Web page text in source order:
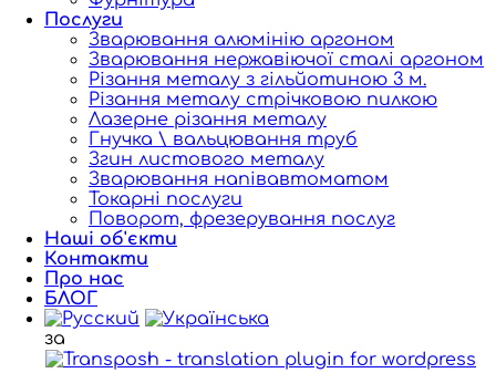
Послуги
Зварювання алюмінію аргоном
Зварювання нержавіючої сталі аргоном
Різання металу з гільйотиною 3 м.
Різання металу стрічковою пилкою
Лазерне різання металу
Гнучка \ вальцювання труб
Згин листового металу
Зварювання напівавтоматом
Токарні послуги
Поворот, фрезерування послуг
Наші об'єкти
Контакти
Про нас
БЛОГ
за